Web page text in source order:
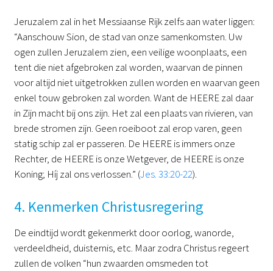
Jeruzalem zal in het Messiaanse Rijk zelfs aan water liggen:
“Aanschouw Sion, de stad van onze samenkomsten. Uw
ogen zullen Jeruzalem zien, een veilige woonplaats, een
tent die niet afgebroken zal worden, waarvan de pinnen
voor altijd niet uitgetrokken zullen worden en waarvan geen
enkel touw gebroken zal worden. Want de HEERE zal daar
in Zijn macht bij ons zijn. Het zal een plaats van rivieren, van
brede stromen zijn. Geen roeiboot zal erop varen, geen
statig schip zal er passeren. De HEERE is immers onze
Rechter, de HEERE is onze Wetgever, de HEERE is onze
Koning; Híj zal ons verlossen.” (Jes. 33:20-22).
4. Kenmerken Christusregering
De eindtijd wordt gekenmerkt door oorlog, wanorde,
verdeeldheid, duisternis, etc. Maar zodra Christus regeert
zullen de volken “hun zwaarden omsmeden tot